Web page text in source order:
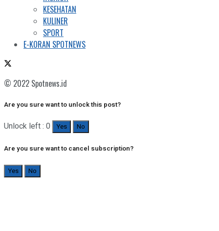
KESEHATAN
KULINER
SPORT
E-KORAN SPOTNEWS
© 2022 Spotnews.id
Are you sure want to unlock this post?
Unlock left : 0 Yes No
Are you sure want to cancel subscription?
Yes No